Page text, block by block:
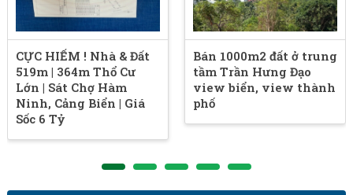
CỰC HIẾM ! Nhà & Đất
519m | 364m Thổ Cư
Lớn | Sát Chợ Hàm
Ninh, Cảng Biển | Giá
Sốc 6 Tỷ
Bán 1000m2 đất ở trung
tầm Trần Hưng Đạo
view biển, view thành
phố